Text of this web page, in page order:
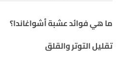
ما هي فوائد عشبة أشواغاندا؟
تقليل التوتر والقلق